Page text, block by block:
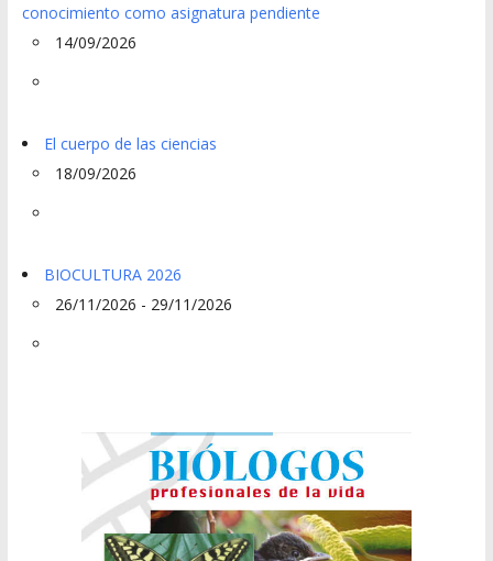
conocimiento como asignatura pendiente
14/09/2026
El cuerpo de las ciencias
18/09/2026
BIOCULTURA 2026
26/11/2026 - 29/11/2026